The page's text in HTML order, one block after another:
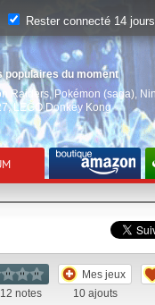
populaires du moment
Raiders, Pokémon (saga)
,LEGO Donkey Kong
notes
Mes jeux
10ajouts
Rester connecté 14 jours